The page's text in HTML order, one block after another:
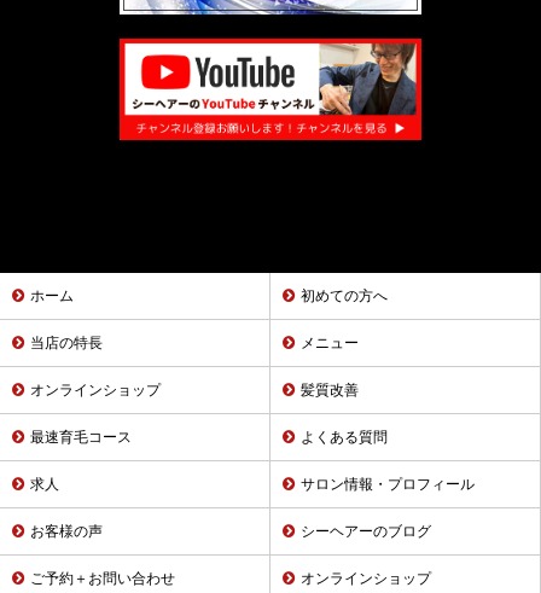
ホーム 初めての方へ
当店の特長 メニュー
オンラインショップ 髪質改善
最速育毛コース よくある質問
求人 サロン情報・プロフィール
お客様の声 シーヘアーのブログ
ご予約＋お問い合わせ オンラインショップ